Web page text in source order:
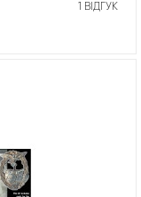
1 ВІДГУК